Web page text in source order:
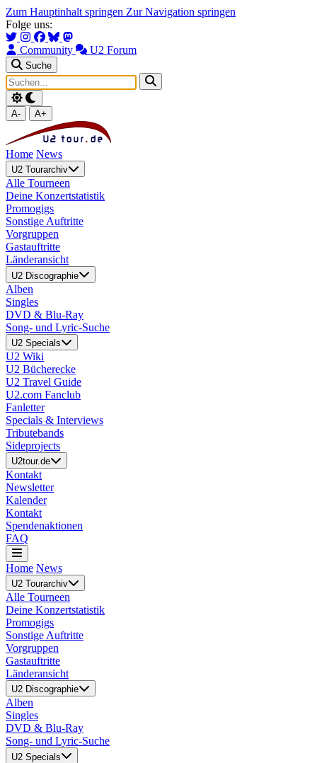
Zum Hauptinhalt springen Zur Navigation springen
Folge uns:
Community U2 Forum
Suche
A- A+
Home News
U2 Tourarchiv
Alle Tourneen
Deine Konzertstatistik
Promogigs
Sonstige Auftritte
Vorgruppen
Gastauftritte
Länderansicht
U2 Discographie
Alben
Singles
DVD & Blu-Ray
Song- und Lyric-Suche
U2 Specials
U2 Wiki
U2 Bücherecke
U2 Travel Guide
U2.com Fanclub
Fanletter
Specials & Interviews
Tributebands
Sideprojects
U2tour.de
Kontakt
Newsletter
Kalender
Kontakt
Spendenaktionen
FAQ
Home News
U2 Tourarchiv
Alle Tourneen
Deine Konzertstatistik
Promogigs
Sonstige Auftritte
Vorgruppen
Gastauftritte
Länderansicht
U2 Discographie
Alben
Singles
DVD & Blu-Ray
Song- und Lyric-Suche
U2 Specials